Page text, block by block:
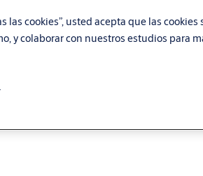
las cookies”, usted acepta que las
y colaborar con nuestros estudios para